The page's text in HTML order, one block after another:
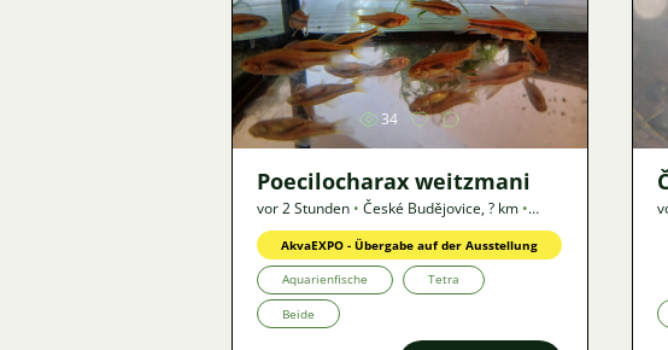
Bild
34
Poecilocharax weitzmani
vor 2 Stunden • České Budějovice,? km •
Angebot
AkvaEXPO - Übergabe auf der Ausstellung
Aquarienfische Tetra
Beide